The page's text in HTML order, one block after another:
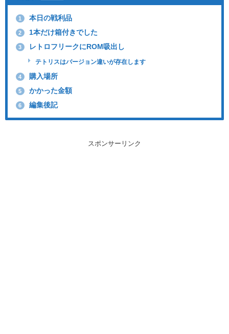
1 本日の戦利品
2 1本だけ箱付きでした
3 レトロフリークにROM吸出し
テトリスはバージョン違いが存在します
4 購入場所
5 かかった金額
6 編集後記
スポンサーリンク